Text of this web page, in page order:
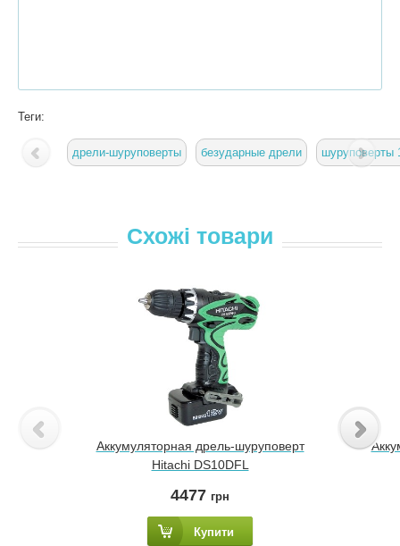
Теги:
дрели-шуруповерты безударные дрели шуруповерты
Схожі товари
Аккумуляторная дрель-шуруповерт
Hitachi DS10DFL
4477 грн
Купити